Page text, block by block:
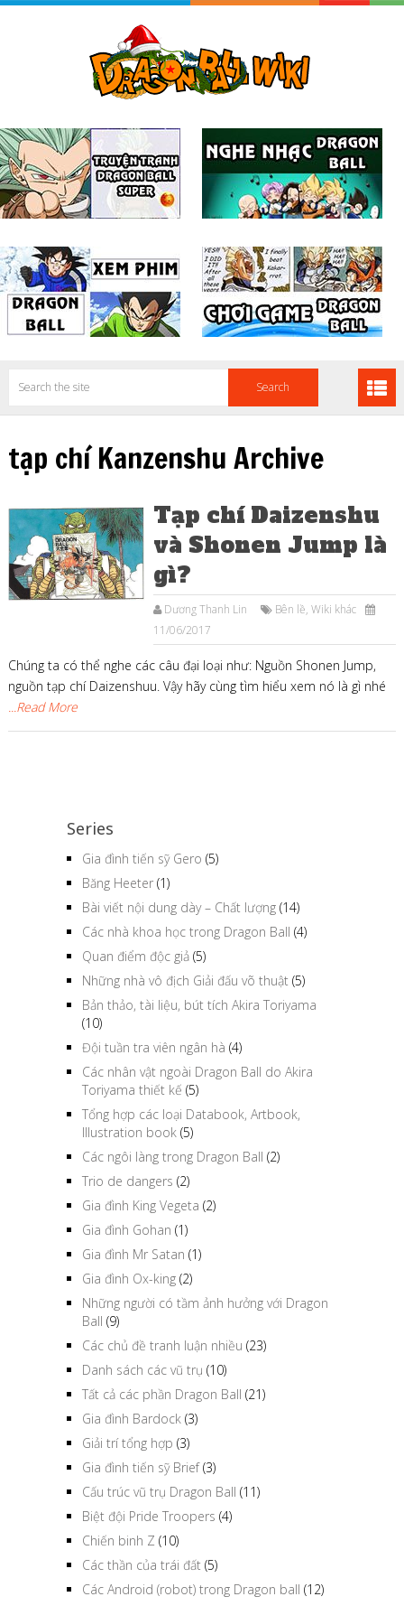
tạp chí Kanzenshu Archive
Tạp chí Daizenshu
và Shonen Jump là
gì?
Dương Thanh Lin Bên lề,Wiki khác
11/06/2017
Chúng ta có thể nghe các câu đại loại như: Nguồn Shonen Jump,
nguồn tạp chí Daizenshuu. Vậy hãy cùng tìm hiểu xem nó là gì nhé
...Read More
Series
Gia đình tiến sỹ Gero (5)
Băng Heeter (1)
Bài viết nội dung dày – Chất lượng (14)
Các nhà khoa học trong Dragon Ball (4)
Quan điểm độc giả (5)
Những nhà vô địch Giải đấu võ thuật (5)
Bản thảo, tài liệu, bút tích Akira Toriyama
(10)
Đội tuần tra viên ngân hà (4)
Các nhân vật ngoài Dragon Ball do Akira
Toriyama thiết kế (5)
Tổng hợp các loại Databook, Artbook,
Illustration book (5)
Các ngôi làng trong Dragon Ball (2)
Trio de dangers (2)
Gia đình King Vegeta (2)
Gia đình Gohan (1)
Gia đình Mr Satan (1)
Gia đình Ox-king (2)
Những người có tầm ảnh hưởng với Dragon
Ball (9)
Các chủ đề tranh luận nhiều (23)
Danh sách các vũ trụ (10)
Tất cả các phần Dragon Ball (21)
Gia đình Bardock (3)
Giải trí tổng hợp (3)
Gia đình tiến sỹ Brief(3)
Cấu trúc vũ trụ Dragon Ball (11)
Biệt đội Pride Troopers (4)
Chiến binh Z (10)
Các thần của trái đất (5)
Các Android (robot) trong Dragon ball (12)